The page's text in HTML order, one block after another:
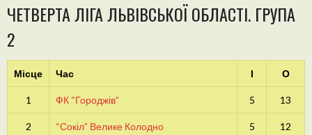
ЧЕТВЕРТА ЛІГА ЛЬВІВСЬКОЇ ОБЛАСТІ. ГРУПА
2
Місце Час І О
1 ФК “Городжів” 5 13
2 “Сокіл” Велике Колодно 5 12